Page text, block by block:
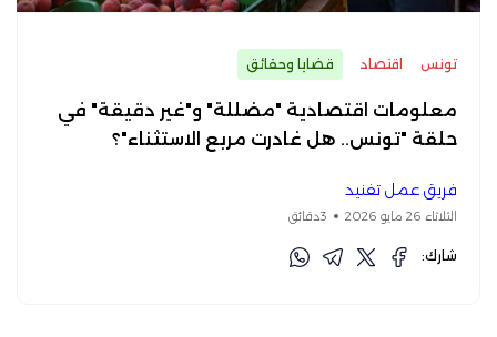
تونس اقتصاد قضايا وحقائق
معلومات اقتصادية "مضللة" و"غير دقيقة" في
حلقة "تونس.. هل غادرت مربع الاستثناء"؟
فريق عمل تفنيد
الثلاثاء 26 مايو 2026 3دقائق
شارك: